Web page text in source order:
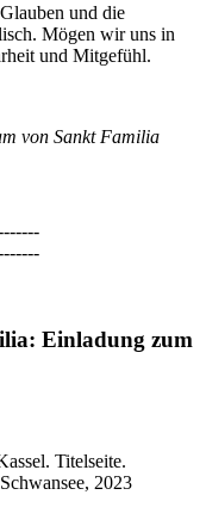
und die
Mögen wir uns in
und Mitgefühl.
von Sankt Familia
Einladung zum